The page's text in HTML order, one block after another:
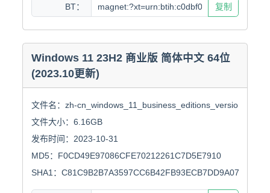
BT： 复制
Windows 11 23H2 商业版 简体中文 64位
(2023.10更新)
文件名：zh-
文件大小：6.16GB
发布时间：2023-10-31
MD5：F0CD49E97086CFE70212261C7D5E7910
SHA1：C81C9B2B7A3597CC6B42FB93ECB7DD9A07899180